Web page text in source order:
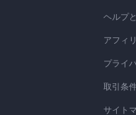
ヘルプ
アフィ
プライ
取引条
サイト